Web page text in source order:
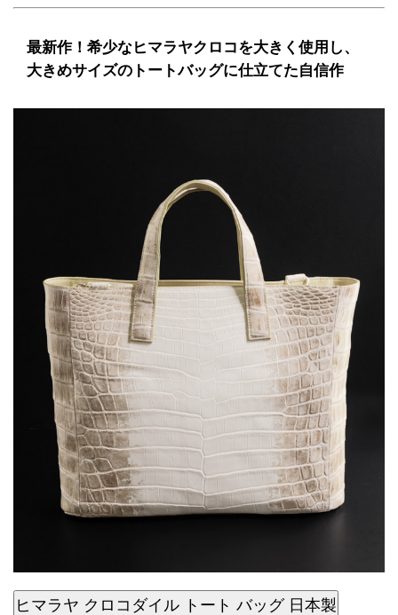
最新作！希少なヒマラヤクロコを大きく使用し、
大きめサイズのトートバッグに仕立てた自信作
ヒマラヤ クロコダイル トート バッグ 日本製